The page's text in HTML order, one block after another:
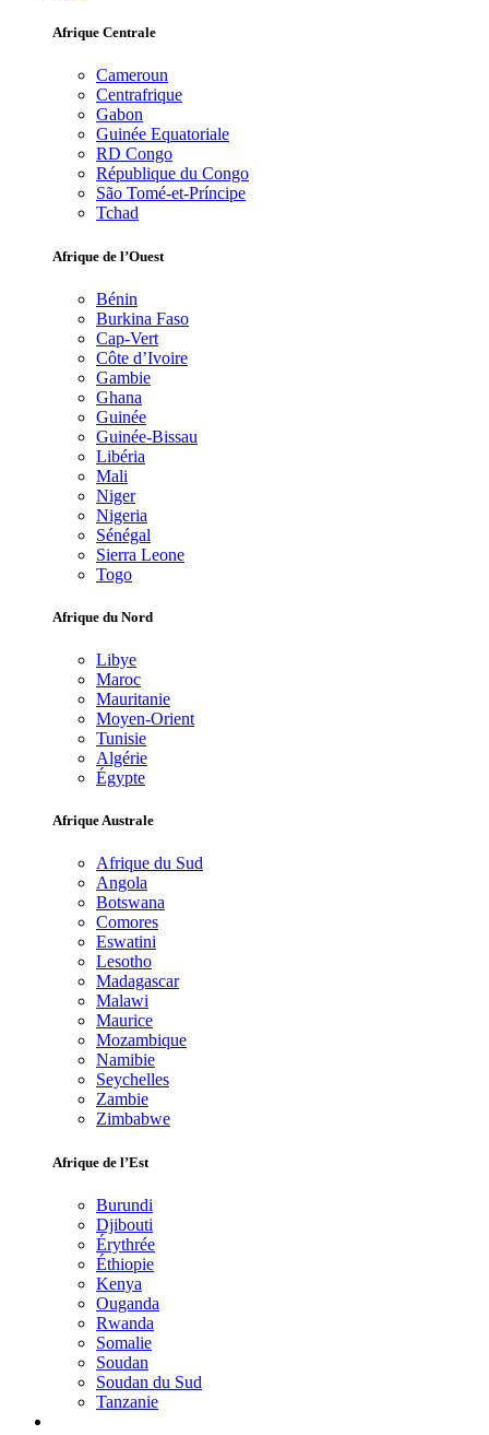
Afrique Centrale
Cameroun
Centrafrique
Gabon
Guinée Equatoriale
RD Congo
République du Congo
São Tomé-et-Príncipe
Tchad
Afrique de l’Ouest
Bénin
Burkina Faso
Cap-Vert
Côte d’Ivoire
Gambie
Ghana
Guinée
Guinée-Bissau
Libéria
Mali
Niger
Nigeria
Sénégal
Sierra Leone
Togo
Afrique du Nord
Libye
Maroc
Mauritanie
Moyen-Orient
Tunisie
Algérie
Égypte
Afrique Australe
Afrique du Sud
Angola
Botswana
Comores
Eswatini
Lesotho
Madagascar
Malawi
Maurice
Mozambique
Namibie
Seychelles
Zambie
Zimbabwe
Afrique de l’Est
Burundi
Djibouti
Érythrée
Éthiopie
Kenya
Ouganda
Rwanda
Somalie
Soudan
Soudan du Sud
Tanzanie